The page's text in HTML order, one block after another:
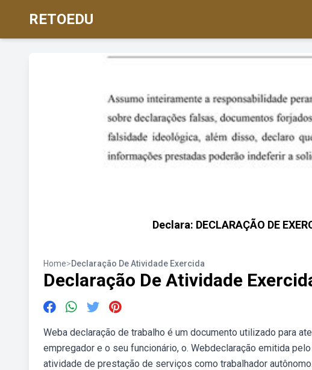
RETOEDU
Declara: DECLARAÇÃO DE
Home>Declaração De Atividade Exercida
Declaração De Atividade
Weba declaração de trabalho é um documento utilizado para
empregador e o seu funcionário, o. Webdeclaração emitida
atividade de prestação de serviços como trabalhador